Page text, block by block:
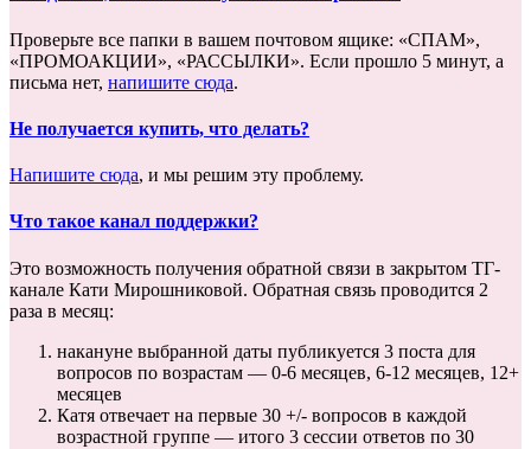
Проверьте все папки в вашем почтовом ящике: «СПАМ»,
«ПРОМОАКЦИИ», «РАССЫЛКИ». Если прошло 5 минут, а
письма нет, напишите сюда.
Не получается купить, что делать?
Напишите сюда, и мы решим эту проблему.
Что такое канал поддержки?
Это возможность получения обратной связи в закрытом ТГ-
канале Кати Мирошниковой. Обратная связь проводится 2
раза в месяц:
накануне выбранной даты публикуется 3 поста для
вопросов по возрастам — 0-6 месяцев, 6-12 месяцев, 12+
месяцев
Катя отвечает на первые 30 +/- вопросов в каждой
возрастной группе — итого 3 сессии ответов по 30